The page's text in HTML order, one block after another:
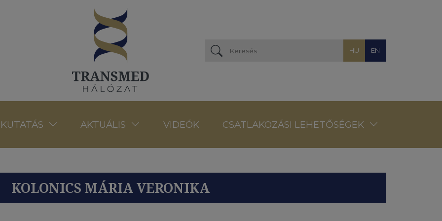
HU EN
KUTATÁS AKTUÁLIS VIDEÓK CSATLAKOZÁSI LEHETŐSÉGEK
KOLONICS MÁRIA VERONIKA